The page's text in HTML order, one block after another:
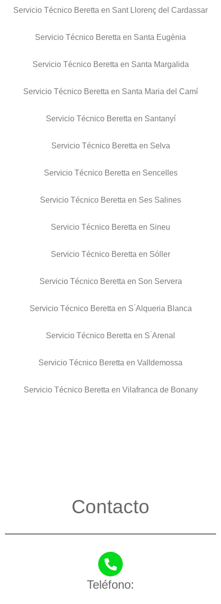
Servicio Técnico Beretta en Sant Llorenç del Cardassar
Servicio Técnico Beretta en Santa Eugènia
Servicio Técnico Beretta en Santa Margalida
Servicio Técnico Beretta en Santa Maria del Camí
Servicio Técnico Beretta en Santanyí
Servicio Técnico Beretta en Selva
Servicio Técnico Beretta en Sencelles
Servicio Técnico Beretta en Ses Salines
Servicio Técnico Beretta en Sineu
Servicio Técnico Beretta en Sóller
Servicio Técnico Beretta en Son Servera
Servicio Técnico Beretta en S ́Alqueria Blanca
Servicio Técnico Beretta en S ́Arenal
Servicio Técnico Beretta en Valldemossa
Servicio Técnico Beretta en Vilafranca de Bonany
Contacto
Teléfono: